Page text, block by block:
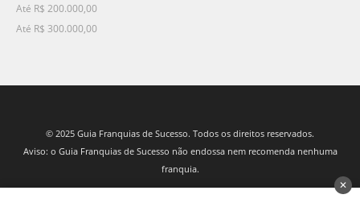
Até R$ 200.000,00
Até R$ 300.000,00
© 2025 Guia Franquias de Sucesso. Todos os direitos reservados.
Aviso: o Guia Franquias de Sucesso não endossa nem recomenda nenhuma
franquia.
✕